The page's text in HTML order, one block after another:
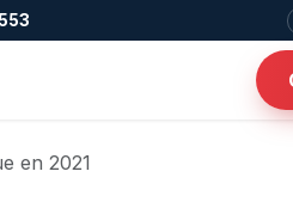
en 2021